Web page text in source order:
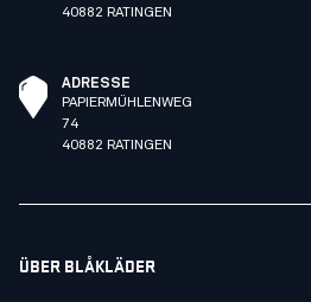
40882 RATINGEN
ADRESSE
PAPIERMÜHLENWEG
74
40882 RATINGEN
ÜBER BLÅKLÄDER